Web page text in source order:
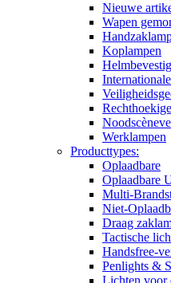
Nieuwe
Wapen
Koplampen
Werklampen
Producttypes:
Oplaadbare
Oplaadbare
Multi-
Niet-
Draag
Tactische
Handsfree-
Penlights &
Lichten voor